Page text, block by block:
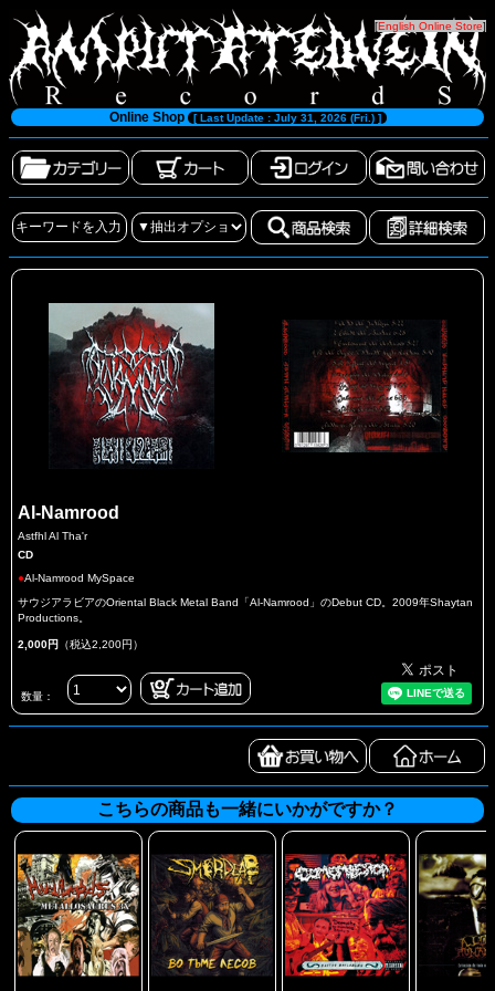
[English Online Store]
Online Shop [ Last Update : July 31, 2026 (Fri.) ]
Al-Namrood
Astfhl Al Tha'r
CD
●Al-Namrood MySpace
サウジアラビアのOriental Black Metal Band「Al-Namrood」のDebut CD。2009年Shaytan
Productions。
2,000円 （税込2,200円）
数量：
こちらの商品も一緒にいかがですか？